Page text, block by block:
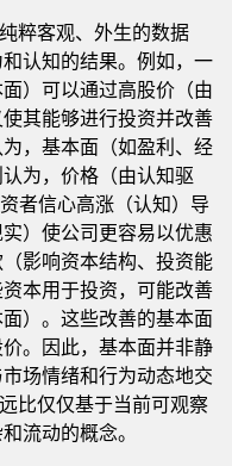
粹客观、外生的数据
认知的结果。例如，一
）可以通过高股价（由
其能够进行投资并改善
，基本面（如盈利、经
为，价格（由认知驱
者信心高涨（认知）导
）使公司更容易以优惠
影响资本结构、投资能
本用于投资，可能改善
）。这些改善的基本面
。因此，基本面并非静
场情绪和行为动态地交
比仅仅基于当前可观察
流动的概念。